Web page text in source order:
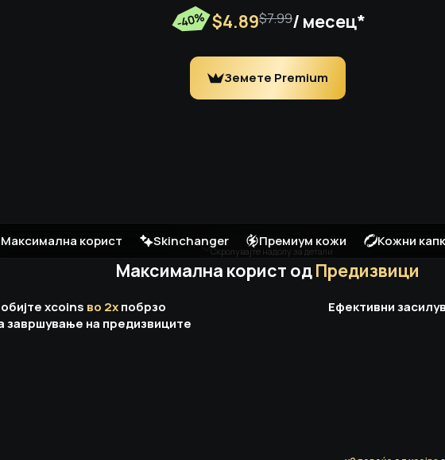
$4.89$7.99/ месец*
Земете Premium
Скролувајте надолу за детали
Максимална корист Skinchanger Премиум кожи Кожни
Максимална корист одПредизвици
xcoins во 2xпобрзо
завршување на предизвиците
Ефективни